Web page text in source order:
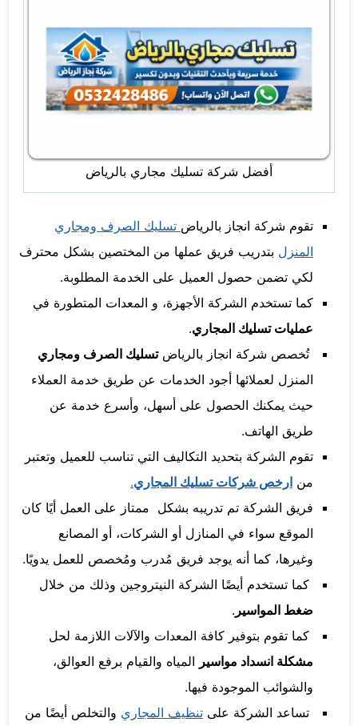
أفضل شركة تسليك مجاري بالرياض
تقوم شركة انجاز بالرياض تسليك الصرف ومجاري
المنزل بتدريب فريق عملها من المختصين بشكل محترف
لكي تضمن حصول العميل على الخدمة المطلوبة.
كما تستخدم الشركة الأجهزة، و المعدات المتطورة في
عمليات تسليك المجاري.
تُخصص شركة انجاز بالرياضتسليك الصرف ومجاري
المنزل لعملائها أجود الخدمات عن طريق خدمة العملاء
حيث يمكنك الحصول على أسهل، وأسرع خدمة عن
طريق الهاتف.
تقوم الشركة بتحديد التكاليف التي تناسب للعميل وتعتبر
من ارخص شركات تسليك المجاري.
فريق الشركة تم تدريبه بشكل ممتاز على العمل أيًا كان
الموقع سواء في المنازل أو الشركات، أو المصانع
وغيرها، كما أنه يوجد فريق مُدرب ومُخصص للعمل يدويًا.
كما تستخدم أيضًا الشركة النيتروجين وذلك من خلال
ضغط المواسير .
كما تقوم بتوفير كافة المعدات والآلات اللازمة لحل
مشكلة انسداد مواسير المياه والقيام برفع العوالق،
والشوائب الموجودة فيها.
تساعد الشركة على تنظيف المجاري والتخلص أيضًا من